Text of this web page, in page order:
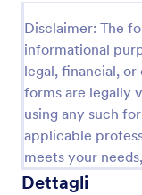
Disclaimer: The
informational
legal, financial,
forms are legally
using any such
applicable
meets your
Dettagli
Sondaggio
Raccogli
servizi della
di Jotform,